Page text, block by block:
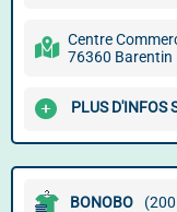
Centre
76360 Barentin
PLUS D'INFOS
BONOBO